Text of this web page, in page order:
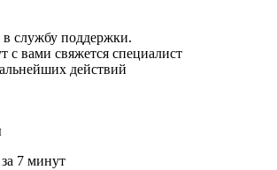
в службу поддержки.
с вами свяжется специалист
действий
7 минут